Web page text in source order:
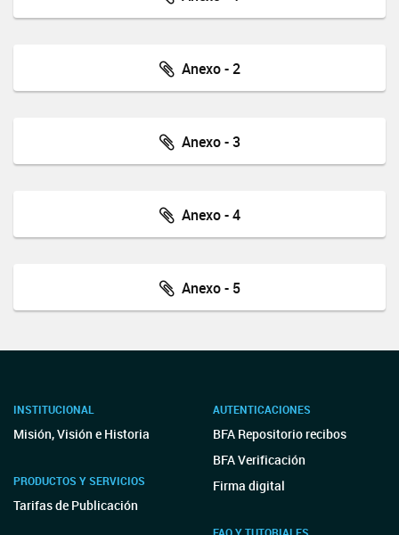
Anexo - 2
Anexo - 3
Anexo - 4
Anexo - 5
INSTITUCIONAL
Misión, Visión e Historia
PRODUCTOS Y SERVICIOS
Tarifas de Publicación
AUTENTICACIONES
BFA Repositorio recibos
BFA Verificación
Firma digital